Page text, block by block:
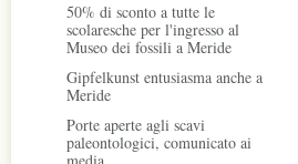
50% di sconto a tutte le
scolaresche per l'ingresso al
Museo dei fossili a Meride
Gipfelkunst entusiasma anche a
Meride
Porte aperte agli scavi
paleontologici, comunicato ai